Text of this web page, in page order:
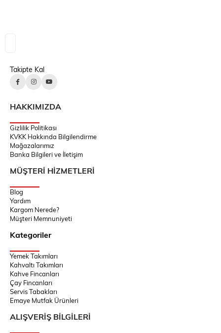
Takipte Kal
HAKKIMIZDA
Gizlilik Politikası
KVKK Hakkında Bilgilendirme
Mağazalarımız
Banka Bilgileri ve İletişim
MÜŞTERİ HİZMETLERİ
Blog
Yardım
Kargom Nerede?
Müşteri Memnuniyeti
Kategoriler
Yemek Takımları
Kahvaltı Takımları
Kahve Fincanları
Çay Fincanları
Servis Tabakları
Emaye Mutfak Ürünleri
ALIŞVERİŞ BİLGİLERİ